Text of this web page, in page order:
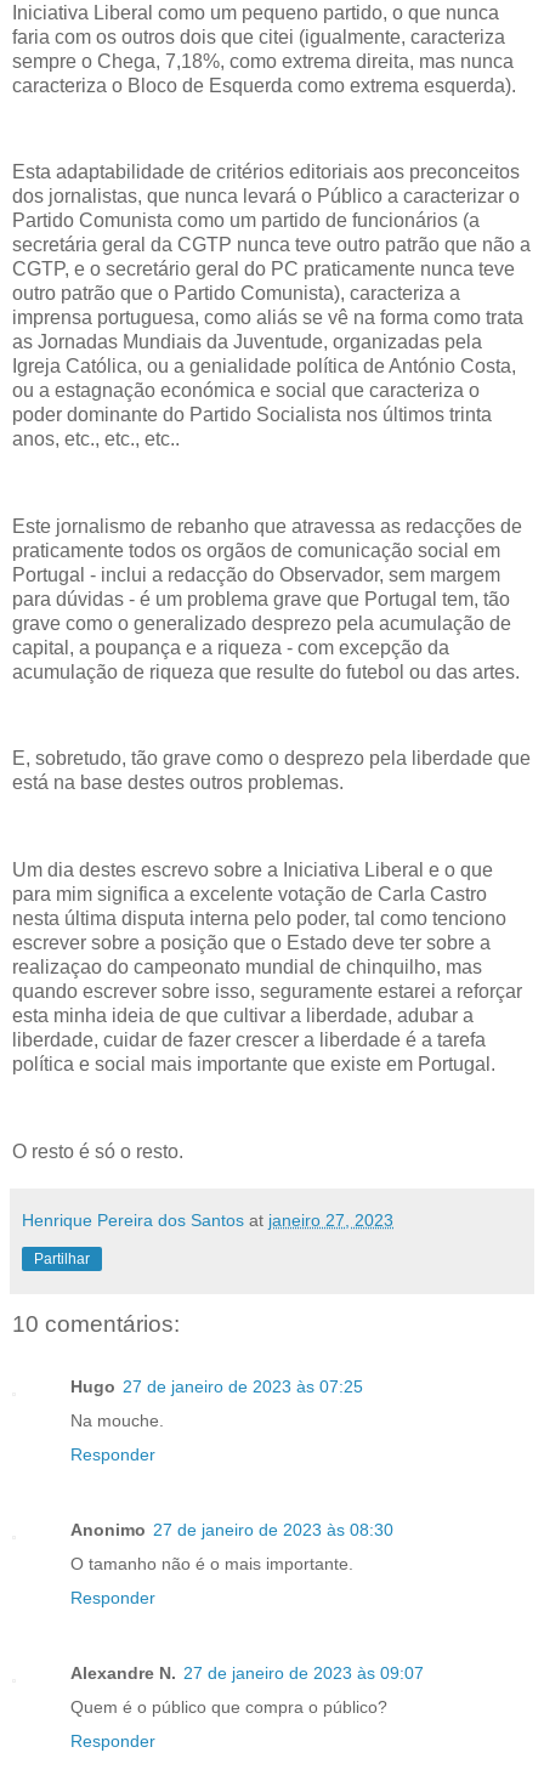
Iniciativa Liberal como um pequeno partido, o que nunca
faria com os outros dois que citei (igualmente, caracteriza
sempre o Chega, 7,18%, como extrema direita, mas nunca
caracteriza o Bloco de Esquerda como extrema esquerda).
Esta adaptabilidade de critérios editoriais aos preconceitos
dos jornalistas, que nunca levará o Público a caracterizar o
Partido Comunista como um partido de funcionários (a
secretária geral da CGTP nunca teve outro patrão que não a
CGTP, e o secretário geral do PC praticamente nunca teve
outro patrão que o Partido Comunista), caracteriza a
imprensa portuguesa, como aliás se vê na forma como trata
as Jornadas Mundiais da Juventude, organizadas pela
Igreja Católica, ou a genialidade política de António Costa,
ou a estagnação económica e social que caracteriza o
poder dominante do Partido Socialista nos últimos trinta
anos, etc., etc., etc..
Este jornalismo de rebanho que atravessa as redacções de
praticamente todos os orgãos de comunicação social em
Portugal - inclui a redacção do Observador, sem margem
para dúvidas - é um problema grave que Portugal tem, tão
grave como o generalizado desprezo pela acumulação de
capital, a poupança e a riqueza - com excepção da
acumulação de riqueza que resulte do futebol ou das artes.
E, sobretudo, tão grave como o desprezo pela liberdade que
está na base destes outros problemas.
Um dia destes escrevo sobre a Iniciativa Liberal e o que
para mim significa a excelente votação de Carla Castro
nesta última disputa interna pelo poder, tal como tenciono
escrever sobre a posição que o Estado deve ter sobre a
realizaçao do campeonato mundial de chinquilho, mas
quando escrever sobre isso, seguramente estarei a reforçar
esta minha ideia de que cultivar a liberdade, adubar a
liberdade, cuidar de fazer crescer a liberdade é a tarefa
política e social mais importante que existe em Portugal.
O resto é só o resto.
Henrique Pereira dos Santos at janeiro 27, 2023
Partilhar
10 comentários:
Hugo 27 de janeiro de 2023 às 07:25
Na mouche.
Responder
Anonimo 27 de janeiro de 2023 às 08:30
O tamanho não é o mais importante.
Responder
Alexandre N. 27 de janeiro de 2023 às 09:07
Quem é o público que compra o público?
Responder